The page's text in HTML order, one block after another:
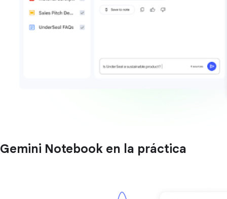
Gemini Notebook en la práctica